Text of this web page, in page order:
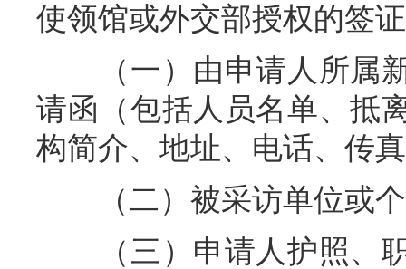
使领馆或外交部授权的签
（一）由申请人所属新
请函（包括人员名单、抵
构简介、地址、电话、传
（二）被采访单位或个
（三）申请人护照、职